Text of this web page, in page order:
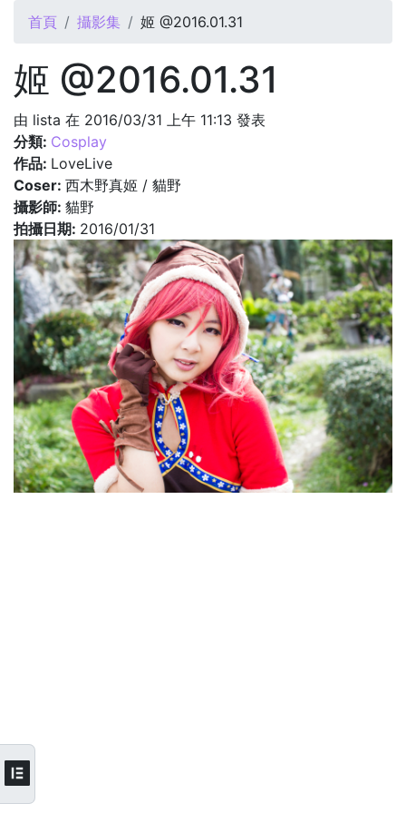
您在這裡
首頁 攝影集 姬 @2016.01.31
姬 @2016.01.31
由 lista 在 2016/03/31 上午 11:13 發表
分類: Cosplay
作品: LoveLive
Coser: 西木野真姬 / 貓野
攝影師: 貓野
拍攝日期: 2016/01/31